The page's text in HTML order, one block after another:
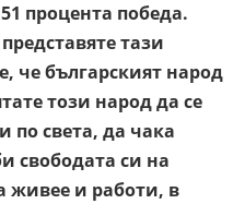
процента победа.
тази
че българският народ
този народ да се
по света, да чака
свободата си на
живее и работи, в